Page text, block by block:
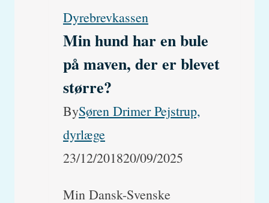
blevet
døv?
Dyrebrevkassen
Min hund har en bule
på maven, der er blevet
større?
BySøren Drimer Pejstrup,
dyrlæge
23/12/201820/09/2025
Min Dansk-Svenske